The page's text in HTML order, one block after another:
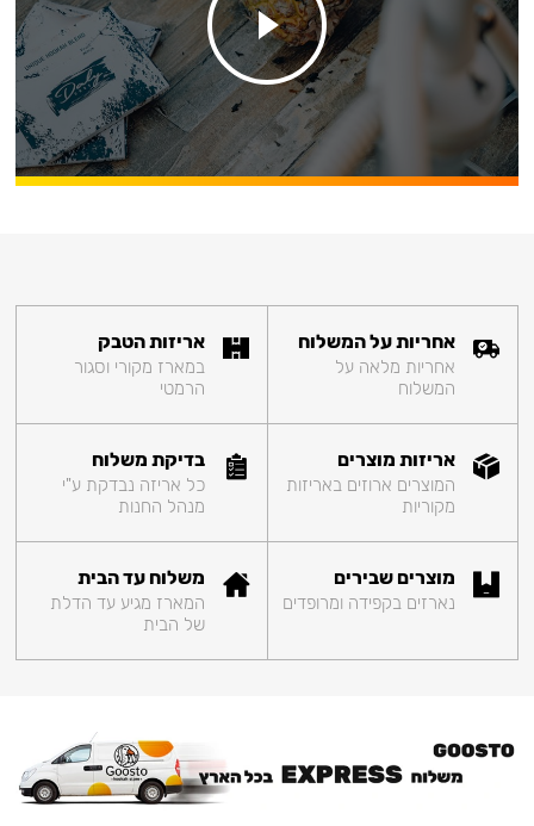
אחריות על המשלוח
אחריות מלאה על
המשלוח
אריזות הטבק
במארז מקורי וסגור
הרמטי
אריזות מוצרים
המוצרים ארוזים באריזות
מקוריות
בדיקת משלוח
כל אריזה נבדקת ע"י
מנהל החנות
מוצרים שבירים
נארזים בקפידה ומרופדים
משלוח עד הבית
המארז מגיע עד הדלת
של הבית